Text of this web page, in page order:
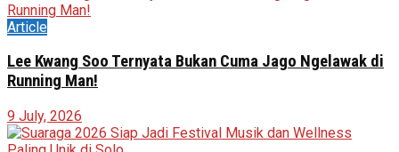
Article
Lee Kwang Soo Ternyata Bukan Cuma Jago Ngelawak di
Running Man!
9 July, 2026